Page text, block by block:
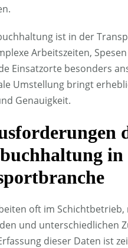
ist in der
Arbeitszeiten,
Einsatzorte besonders
Umstellung bringt
Genauigkeit.
in
oft im Schichtbetrieb,
und unterschiedlichen
dieser Daten ist